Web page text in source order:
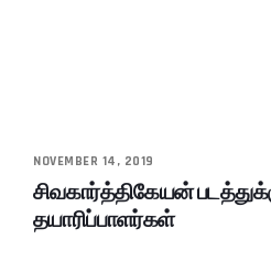
NOVEMBER 14, 2019
சிவகார்த்திகேயன்
தயாரிப்பாளர்கள்